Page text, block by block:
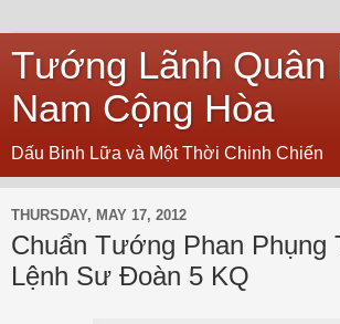
Tướng Lãnh Quân
Nam Cộng Hòa
Dấu Binh Lữa và Một Thời Chinh Chiến
THURSDAY, MAY 17, 2012
Chuẩn Tướng Phan Phụng
Lệnh Sư Đoàn 5 KQ